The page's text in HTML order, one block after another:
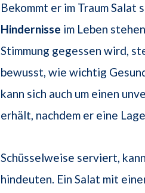
Bekommt er im Traum Salat
Hindernisse im Leben
Stimmung gegessen wird,
bewusst, wie wichtig
kann sich auch um einen
erhält, nachdem er eine
Schüsselweise serviert,
hindeuten. Ein Salat mit